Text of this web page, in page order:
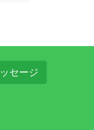
セージ